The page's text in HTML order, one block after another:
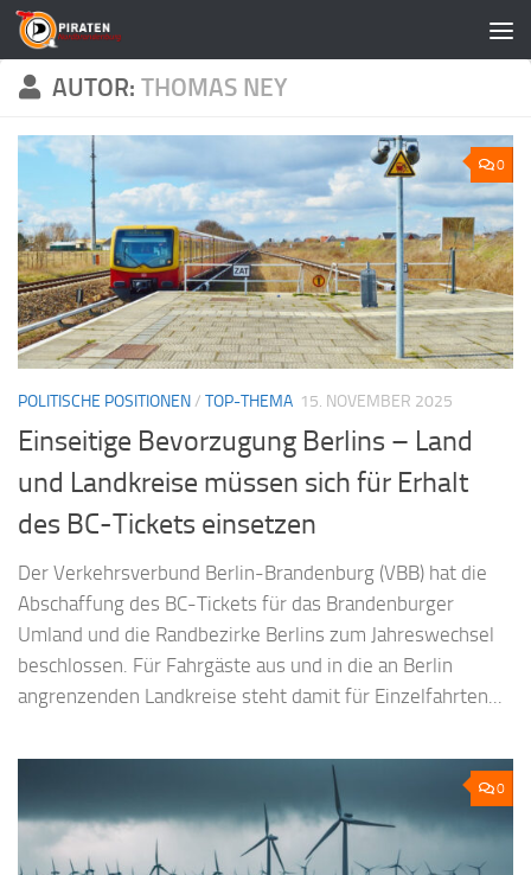
Zum Inhalt springen
AUTOR: THOMAS NEY
0
POLITISCHE POSITIONEN/ TOP-THEMA 15. NOVEMBER 2025
Einseitige Bevorzugung Berlins – Land
und Landkreise müssen sich für Erhalt
des BC-Tickets einsetzen
Der Verkehrsverbund Berlin-Brandenburg (VBB) hat die
Abschaffung des BC-Tickets für das Brandenburger
Umland und die Randbezirke Berlins zum Jahreswechsel
beschlossen. Für Fahrgäste aus und in die an Berlin
angrenzenden Landkreise steht damit für Einzelfahrten...
0